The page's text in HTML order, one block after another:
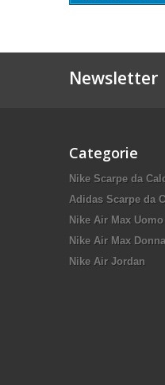
Newsletter
Categorie
Nike Scarpe da
Adidas Scarpe da
Nike Air Max Uomo
Nike Air Max Donna
Nike Air Jordan